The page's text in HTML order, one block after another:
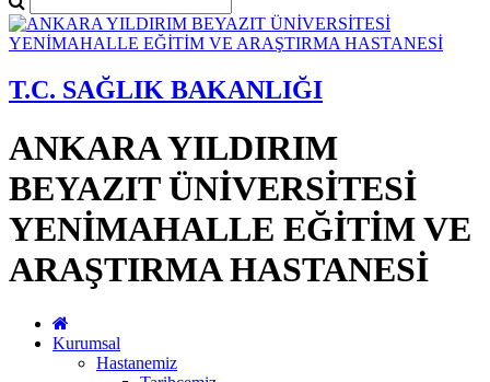
T.C. SAĞLIK BAKANLIĞI
ANKARA YILDIRIM
BEYAZIT ÜNİVERSİTESİ
YENİMAHALLE EĞİTİM VE
ARAŞTIRMA HASTANESİ
Kurumsal
Hastanemiz